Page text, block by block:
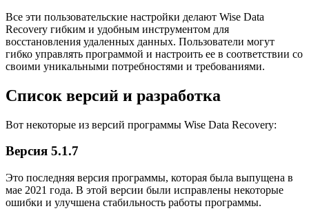
Все эти пользовательские настройки делают Wise Data
Recovery гибким и удобным инструментом для
восстановления удаленных данных. Пользователи могут
гибко управлять программой и настроить ее в соответствии со
своими уникальными потребностями и требованиями.
Список версий и разработка
Вот некоторые из версий программы Wise Data Recovery:
Версия 5.1.7
Это последняя версия программы, которая была выпущена в
мае 2021 года. В этой версии были исправлены некоторые
ошибки и улучшена стабильность работы программы.